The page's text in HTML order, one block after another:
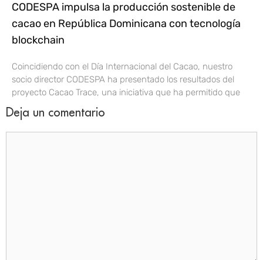
CODESPA impulsa la producción sostenible de
cacao en República Dominicana con tecnología
blockchain
Coincidiendo con el Día Internacional del Cacao, nuestro
socio director CODESPA ha presentado los resultados del
proyecto Cacao Trace, una iniciativa que ha permitido que
Deja un comentario